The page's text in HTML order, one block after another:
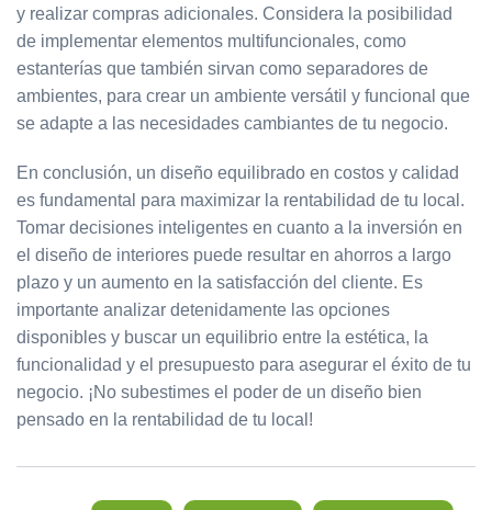
y realizar compras adicionales. Considera la posibilidad
de implementar elementos multifuncionales, como
estanterías que también sirvan como separadores de
ambientes, para crear un ambiente versátil y funcional que
se adapte a las necesidades cambiantes de tu negocio.
En conclusión, un diseño equilibrado en costos y calidad
es fundamental para maximizar la rentabilidad de tu local.
Tomar decisiones inteligentes en cuanto a la inversión en
el diseño de interiores puede resultar en ahorros a largo
plazo y un aumento en la satisfacción del cliente. Es
importante analizar detenidamente las opciones
disponibles y buscar un equilibrio entre la estética, la
funcionalidad y el presupuesto para asegurar el éxito de tu
negocio. ¡No subestimes el poder de un diseño bien
pensado en la rentabilidad de tu local!